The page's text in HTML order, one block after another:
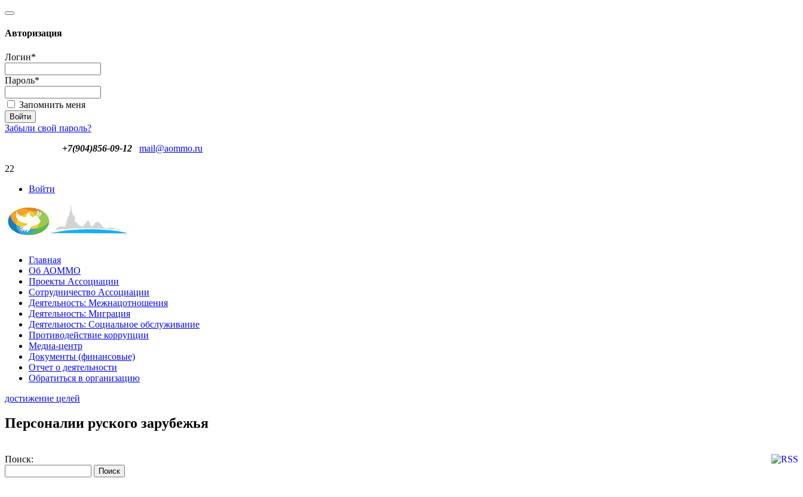
Авторизация
Логин*
Пароль*
Запомнить меня
Забыли свой пароль?
+7(904)856-09-12
mail@aommo.ru
22
Войти
Главная
Об АОММО
Проекты Ассоциации
Сотрудничество Ассоциации
Деятельность: Межнацотношения
Деятельность: Миграция
Деятельность: Социальное обслуживание
Противодействие коррупции
Медиа-центр
Документы (финансовые)
Отчет о деятельности
Обратиться в организацию
достижение целей
Персоналии руского зарубежья
Поиск: